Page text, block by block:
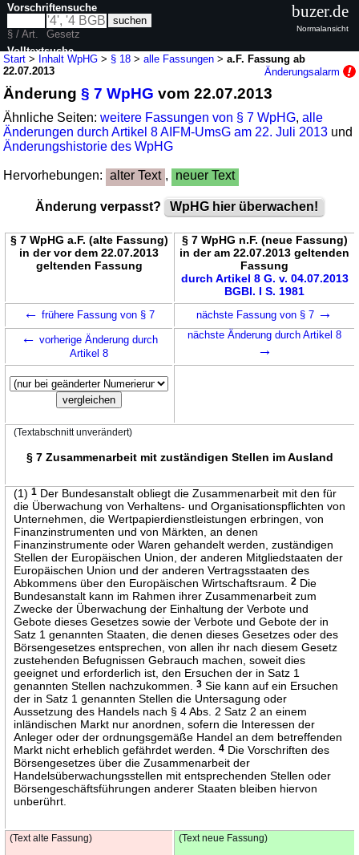
Start > Inhalt WpHG > § 18 >alle Fassungen >a.F. Fassung ab
22.07.2013
Änderungsalarm
Änderung§ 7 WpHG vom 22.07.2013
Ähnliche Seiten:weitere Fassungen von § 7 WpHG,alle
Änderungen durch Artikel 8 AIFM-UmsG am 22. Juli 2013 und
Änderungshistorie des WpHG
Hervorhebungen: alter Text , neuer Text
Änderung verpasst? WpHG hier überwachen!
§ 7 WpHG a.F. (alte Fassung)
in der vor dem 22.07.2013
geltenden Fassung
§ 7 WpHG n.F. (neue Fassung)
in der am 22.07.2013 geltenden
Fassung
durch Artikel 8 G. v. 04.07.2013
BGBl. I S. 1981
← frühere Fassung von § 7 nächste Fassung von § 7 →
← vorherige Änderung durch
Artikel 8
nächste Änderung durch Artikel 8
→
(Textabschnitt unverändert)
§ 7 Zusammenarbeit mit zuständigen Stellen im Ausland
(1)1 Der Bundesanstalt obliegt die Zusammenarbeit mit den für
die Überwachung von Verhaltens- und Organisationspflichten von
Unternehmen, die Wertpapierdienstleistungen erbringen, von
Finanzinstrumenten und von Märkten, an denen
Finanzinstrumente oder Waren gehandelt werden, zuständigen
Stellen der Europäischen Union, der anderen Mitgliedstaaten der
Europäischen Union und der anderen Vertragsstaaten des
Abkommens über den Europäischen Wirtschaftsraum.2 Die
Bundesanstalt kann im Rahmen ihrer Zusammenarbeit zum
Zwecke der Überwachung der Einhaltung der Verbote und
Gebote dieses Gesetzes sowie der Verbote und Gebote der in
Satz 1 genannten Staaten, die denen dieses Gesetzes oder des
Börsengesetzes entsprechen, von allen ihr nach diesem Gesetz
zustehenden Befugnissen Gebrauch machen, soweit dies
geeignet und erforderlich ist, den Ersuchen der in Satz 1
genannten Stellen nachzukommen.3 Sie kann auf ein Ersuchen
der in Satz 1 genannten Stellen die Untersagung oder
Aussetzung des Handels nach § 4 Abs. 2 Satz 2 an einem
inländischen Markt nur anordnen, sofern die Interessen der
Anleger oder der ordnungsgemäße Handel an dem betreffenden
Markt nicht erheblich gefährdet werden.4 Die Vorschriften des
Börsengesetzes über die Zusammenarbeit der
Handelsüberwachungsstellen mit entsprechenden Stellen oder
Börsengeschäftsführungen anderer Staaten bleiben hiervon
unberührt.
(Text alte Fassung) (Text neue Fassung)
Vorschriftensuche
§ / Art.
Gesetz
Volltextsuche
buzer.de
Normalansicht